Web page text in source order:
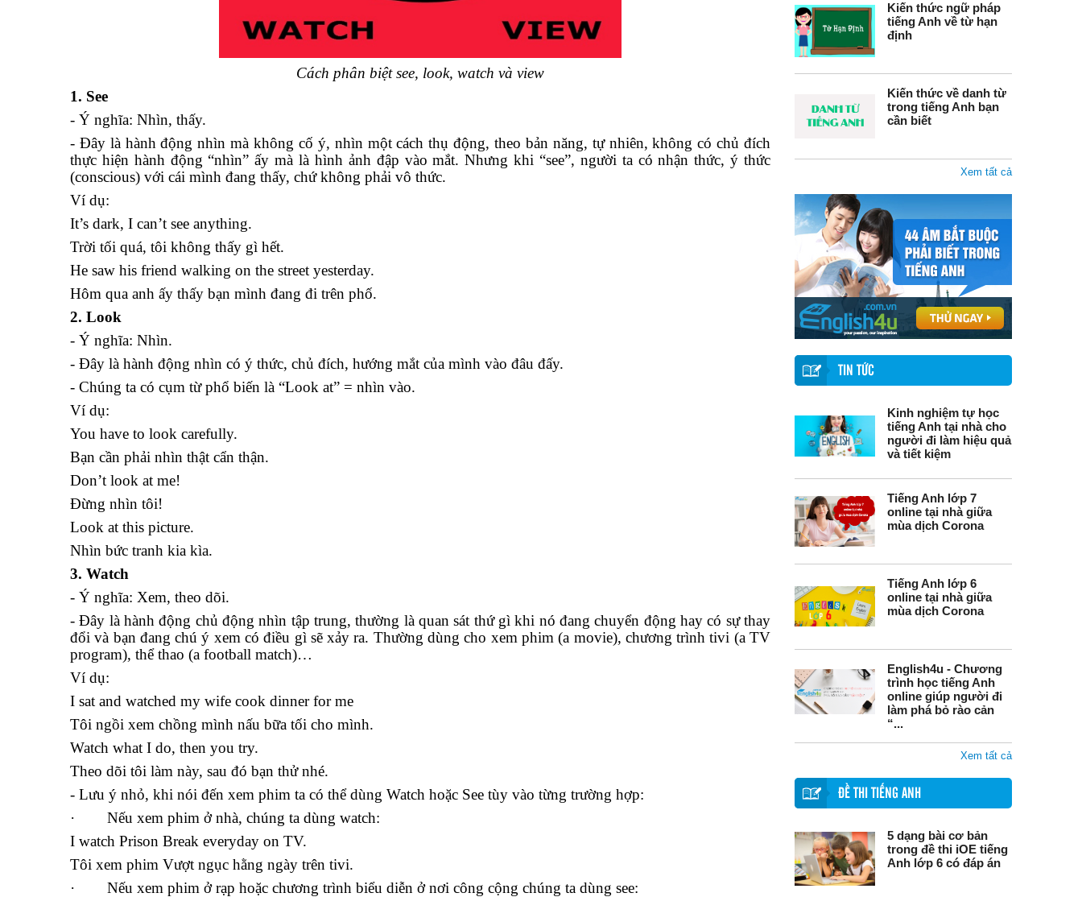
Kiến thức ngữ pháp
tiếng Anh về từ hạn
định
Kiến thức về danh từ
trong tiếng Anh bạn
cần biết
Xem tất cả
TIN TỨC
Kinh nghiệm tự học
tiếng Anh tại nhà cho
người đi làm hiệu quả
và tiết kiệm
Tiếng Anh lớp 7
online tại nhà giữa
mùa dịch Corona
Tiếng Anh lớp 6
online tại nhà giữa
mùa dịch Corona
English4u - Chương
trình học tiếng Anh
online giúp người đi
làm phá bỏ rào cản
“...
Xem tất cả
ĐỀ THI TIẾNG ANH
5 dạng bài cơ bản
trong đề thi iOE tiếng
Anh lớp 6 có đáp án
Cách phân biệt see, look, watch và view
1. See
- Ý nghĩa: Nhìn, thấy.
- Đây là hành động nhìn mà không cố ý, nhìn một cách thụ động, theo bản năng, tự nhiên, không có chủ đích
thực hiện hành động “nhìn” ấy mà là hình ảnh đập vào mắt. Nhưng khi “see”, người ta có nhận thức, ý thức
(conscious) với cái mình đang thấy, chứ không phải vô thức.
Ví dụ:
It’s dark, I can’t see anything.
Trời tối quá, tôi không thấy gì hết.
He saw his friend walking on the street yesterday.
Hôm qua anh ấy thấy bạn mình đang đi trên phố.
2. Look
- Ý nghĩa: Nhìn.
- Đây là hành động nhìn có ý thức, chủ đích, hướng mắt của mình vào đâu đấy.
- Chúng ta có cụm từ phổ biến là “Look at” = nhìn vào.
Ví dụ:
You have to look carefully.
Bạn cần phải nhìn thật cẩn thận.
Don’t look at me!
Đừng nhìn tôi!
Look at this picture.
Nhìn bức tranh kia kìa.
3. Watch
- Ý nghĩa: Xem, theo dõi.
- Đây là hành động chủ động nhìn tập trung, thường là quan sát thứ gì khi nó đang chuyển động hay có sự thay
đổi và bạn đang chú ý xem có điều gì sẽ xảy ra. Thường dùng cho xem phim (a movie), chương trình tivi (a TV
program), thể thao (a football match)…
Ví dụ:
I sat and watched my wife cook dinner for me
Tôi ngồi xem chồng mình nấu bữa tối cho mình.
Watch what I do, then you try.
Theo dõi tôi làm này, sau đó bạn thử nhé.
- Lưu ý nhỏ, khi nói đến xem phim ta có thể dùng Watch hoặc See tùy vào từng trường hợp:
· Nếu xem phim ở nhà, chúng ta dùng watch:
I watch Prison Break everyday on TV.
Tôi xem phim Vượt ngục hằng ngày trên tivi.
· Nếu xem phim ở rạp hoặc chương trình biểu diễn ở nơi công cộng chúng ta dùng see: